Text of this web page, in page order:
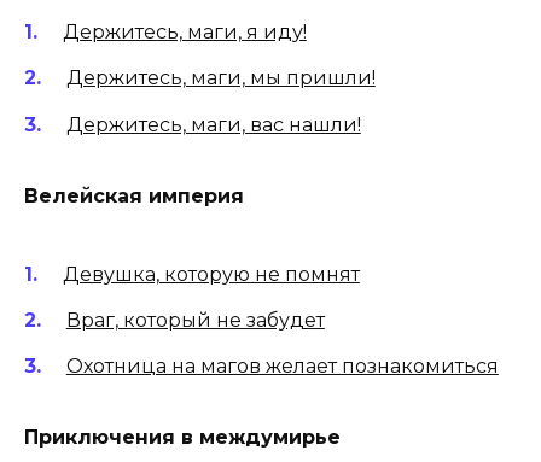
Держитесь, маги, я иду!
Держитесь, маги, мы пришли!
Держитесь, маги, вас нашли!
Велейская империя
Девушка, которую не помнят
Враг, который не забудет
Охотница на магов желает познакомиться
Приключения в междумирье